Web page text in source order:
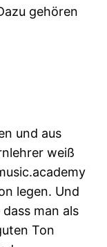
gehören
und aus
weiß
legen. Und
man als
Ton